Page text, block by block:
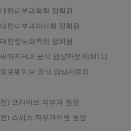
대한피부과학회 정회원
대한피부과의사회 정회원
대한항노화학회 정회원
써마지FLX 공식 임상자문의(MTL)
힐로웨이브 공식 임상자문의
전) 프라이브 피부과 원장
현) 스위츠 피부과의원 원장